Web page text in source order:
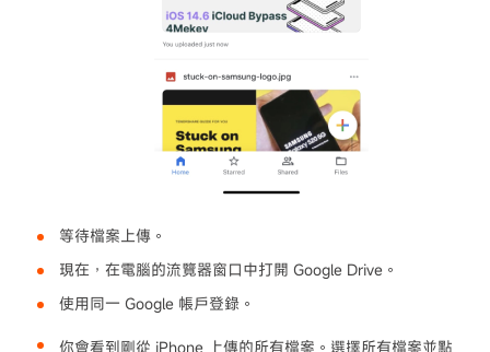
等待檔案上傳。
現在，在電腦的流覽器窗口中打開 Google Drive。
使用同一 Google 帳戶登錄。
你會看到剛從 iPhone 上傳的所有檔案。選擇所有檔案並點